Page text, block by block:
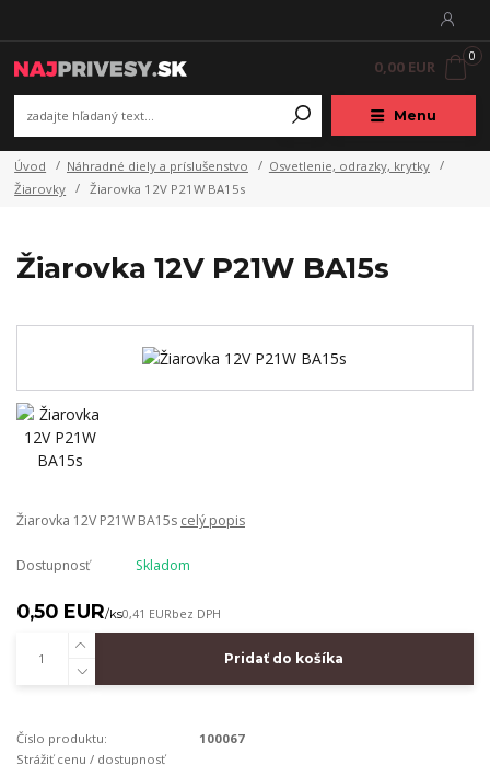
Menu
0
0,00 EUR
Úvod Náhradné diely a príslušenstvo
Osvetlenie, odrazky, krytky
Žiarovky
Žiarovka 12V P21W BA15s
Žiarovka 12V P21W BA15s
Žiarovka 12V P21W BA15s celý popis
Dostupnosť Skladom
0,50 EUR/ks0,41 EURbez DPH
Pridať do košíka
Číslo produktu:
100067
Strážiť cenu / dostupnosť